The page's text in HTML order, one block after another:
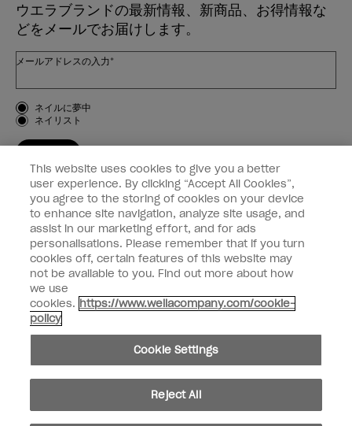
ウエラブランドの最新情報、新商品、お得情報な
どをメールでお届けします。
メールアドレスの入力*
お客様のタイプ
ネイルに夢中
ネイリスト
OPI
個人情報の取り扱い
facebookinstagram
個人情報を共有または販売しないでください
© Copyright 2024, Wella Operations US LLC, 無断複写・転載を禁じます。
This website uses cookies to give you a better
user experience. By clicking “Accept All Cookies”,
you agree to the storing of cookies on your device
to enhance site navigation, analyze site usage, and
assist in our marketing effort, and for ads
personalisations. Please remember that if you turn
cookies off, certain features of this website may
not be available to you. Find out more about how
we use
cookies. https://www.wellacompany.com/cookie-
policy
Cookie Settings
Reject All